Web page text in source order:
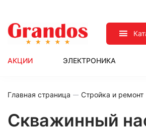
АКЦИИ ЭЛЕКТРОНИКА
Главная страница Стройка и ремонт
Скважинный